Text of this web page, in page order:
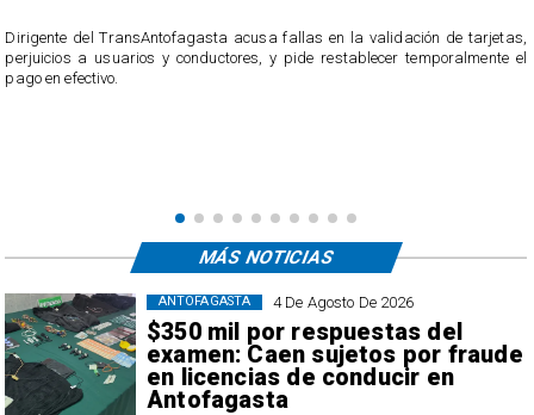
​Dirigente del TransAntofagasta acusa fallas en la validación de tarjetas,
perjuicios a usuarios y conductores, y pide restablecer temporalmente el
pago en efectivo.
4 De Agosto De 2026
$350 mil por respuestas del
examen: Caen sujetos por fraude
en licencias de conducir en
Antofagasta
ANTOFAGASTA
MÁS NOTICIAS